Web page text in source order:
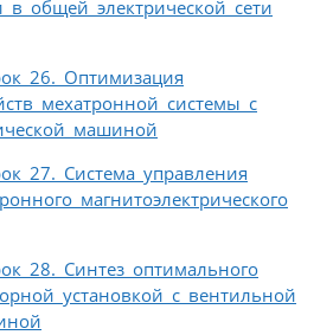
в общей электрической сети
26. Оптимизация
мехатронной системы с
машиной
27. Система управления
магнитоэлектрического
28. Синтез оптимального
установкой с вентильной